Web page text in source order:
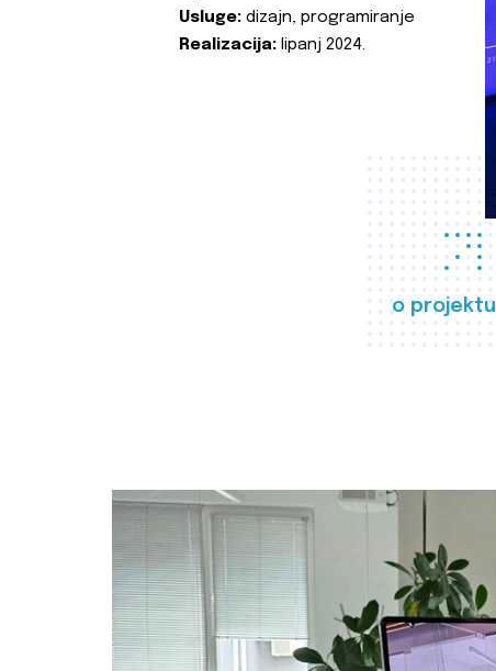
o projektu
Usluge: dizajn, programiranje
Realizacija: lipanj 2024.